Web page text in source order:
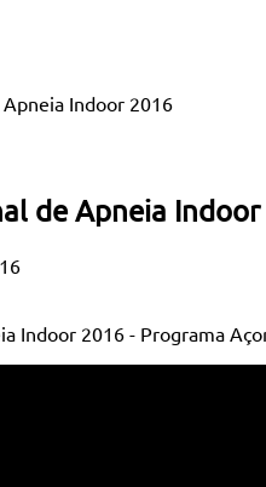
Indoor 2016
de Apneia
Indoor 2016 - Programa